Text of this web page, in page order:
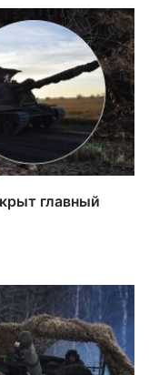
главный